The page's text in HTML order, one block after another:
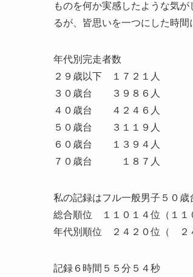
ものを何か実感したような気
るが、皆思いを一つにした時間
年代別完走者数
２９歳以下 １７２１人
３０歳台 ３９８６人
４０歳台 ４２４６人
５０歳台 ３１１９人
６０歳台 １３９４人
７０歳台 １８７人
私の記録はフル一般男子５０歳
総合順位 １１０１４位（１１
年代別順位 ２４２０位（ ２
記録６時間５５分５４秒